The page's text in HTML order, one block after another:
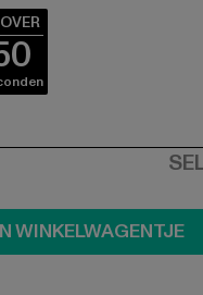
WINKELWAGENTJE